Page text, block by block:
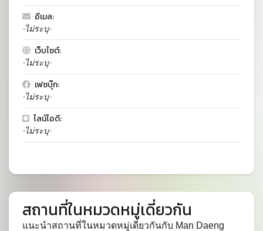
อีเมล:
-ไม่ระบุ-
เว็บไซต์:
-ไม่ระบุ-
เฟซบุ๊ก:
-ไม่ระบุ-
ไลน์ไอดี:
-ไม่ระบุ-
สถานที่ในหมวดหมู่เดี่ยวกัน
แนะนำสถานที่ในหมวดหมู่เดี่ยวกันกับ Man Daeng